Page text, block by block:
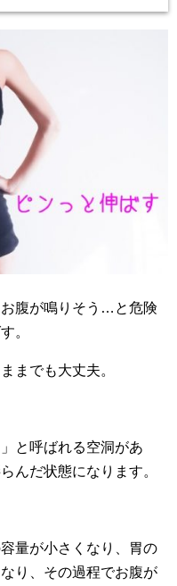
腹が鳴りそう…と危険
。
までも大丈夫。
と呼ばれる空洞があ
んだ状態になります。
量が小さくなり、胃の
り、その過程でお腹が